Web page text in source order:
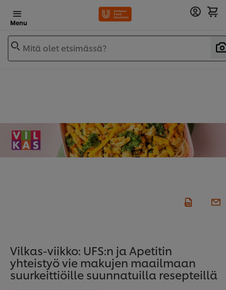
Menu
Mitä olet etsimässä?
Vilkas-viikko: UFS:n ja Apetitin
yhteistyö vie makujen maailmaan
suurkeittiöille suunnatuilla resepteillä